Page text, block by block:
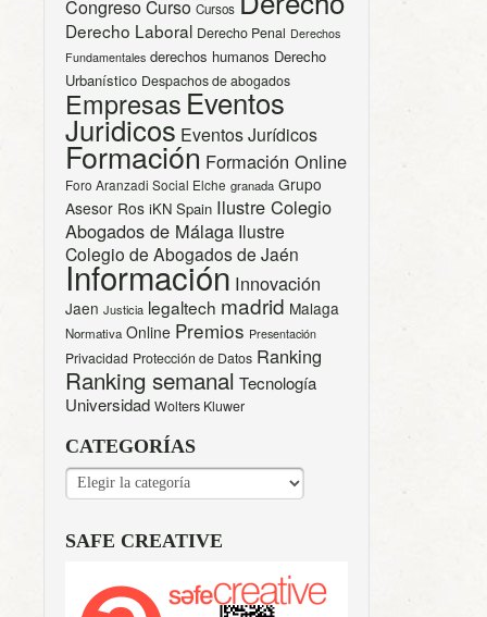
CongresoCurso Cursos
Derecho Laboral Derecho Penal Derechos
Fundamentales derechos humanos Derecho
Urbanístico Despachos de abogados
Empresas Eventos
Juridicos Eventos Jurídicos
Formación Formación Online
Foro Aranzadi Social Elche granada Grupo
Asesor Ros iKN Spain Ilustre Colegio
Abogados de Málaga Ilustre
Colegio de Abogados de Jaén
Información Innovación
Jaen Justicia legaltech madrid Malaga
Normativa Online Premios Presentación
Privacidad Protección de Datos Ranking
Ranking semanal Tecnología
Universidad Wolters Kluwer
CATEGORÍAS
CATEGORÍAS
SAFE CREATIVE